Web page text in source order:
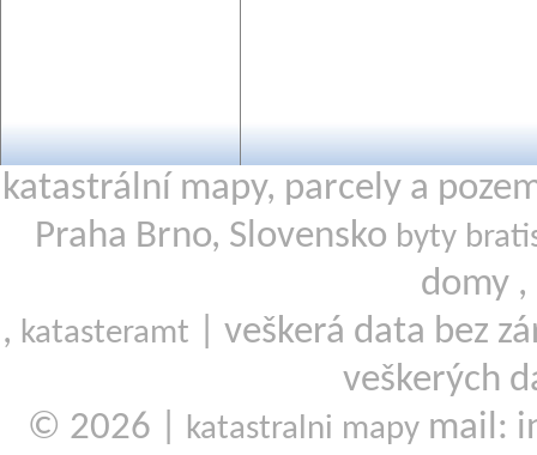
katastrální mapy, parcely a
Praha Brno, Slovensko byty
domy ,
, katasteramt
| veškerá data bez
veškerých
© 2026 |
katastralni mapy mail: